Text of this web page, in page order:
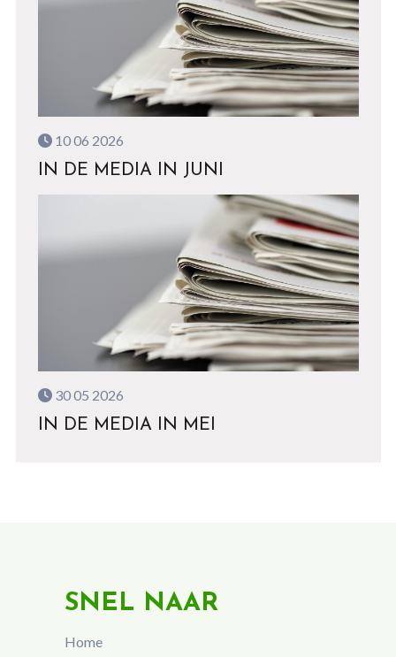
10 06 2026
IN DE MEDIA IN JUNI
30 05 2026
IN DE MEDIA IN MEI
SNEL NAAR
Home